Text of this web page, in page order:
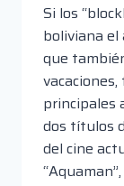
Si los
boliviana
que
principales
dos títulos
del cine